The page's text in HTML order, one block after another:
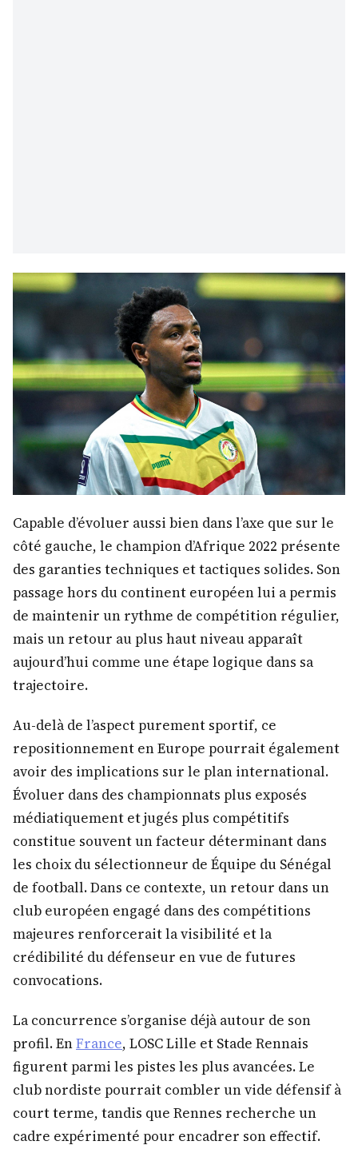
Capable d’évoluer aussi bien dans l’axe que sur le
côté gauche, le champion d’Afrique 2022 présente
des garanties techniques et tactiques solides. Son
passage hors du continent européen lui a permis
de maintenir un rythme de compétition régulier,
mais un retour au plus haut niveau apparaît
aujourd’hui comme une étape logique dans sa
trajectoire.
Au-delà de l’aspect purement sportif, ce
repositionnement en Europe pourrait également
avoir des implications sur le plan international.
Évoluer dans des championnats plus exposés
médiatiquement et jugés plus compétitifs
constitue souvent un facteur déterminant dans
les choix du sélectionneur de Équipe du Sénégal
de football. Dans ce contexte, un retour dans un
club européen engagé dans des compétitions
majeures renforcerait la visibilité et la
crédibilité du défenseur en vue de futures
convocations.
La concurrence s’organise déjà autour de son
profil. EnFrance, LOSC Lille et Stade Rennais
figurent parmi les pistes les plus avancées. Le
club nordiste pourrait combler un vide défensif à
court terme, tandis que Rennes recherche un
cadre expérimenté pour encadrer son effectif.